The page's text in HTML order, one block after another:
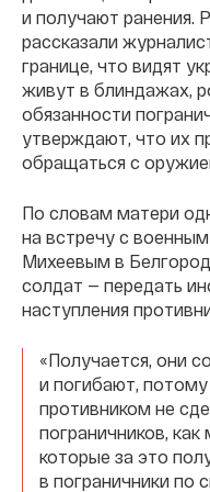
и получают ранения.
рассказали
границе, что видят
живут в блиндажах,
обязанности
утверждают, что их
обращаться с
По словам матери
на встречу с
Михеевым в
солдат — передать
наступления
«Получается, они
и погибают,
противником не
пограничников,
которые за это
в пограничники по